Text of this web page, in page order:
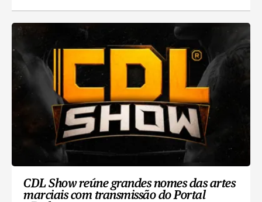
CDL Show reúne grandes nomes das artes
marciais com transmissão do Portal